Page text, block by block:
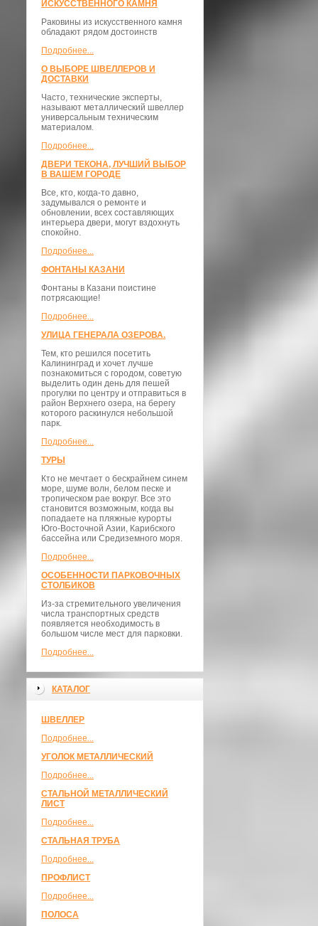
ИСКУССТВЕННОГО КАМНЯ
Раковины из искусственного камня
обладают рядом достоинств
Подробнее...
О ВЫБОРЕ ШВЕЛЛЕРОВ И
ДОСТАВКИ
​Часто, технические эксперты,
называют металлический швеллер
универсальным техническим
материалом.
Подробнее...
ДВЕРИ ТЕКОНА, ЛУЧШИЙ ВЫБОР
В ВАШЕМ ГОРОДЕ
Все, кто, когда-то давно,
задумывался о ремонте и
обновлении, всех составляющих
интерьера двери, могут вздохнуть
спокойно.
Подробнее...
ФОНТАНЫ КАЗАНИ
Фонтаны в Казани поистине
потрясающие!
Подробнее...
УЛИЦА ГЕНЕРАЛА ОЗЕРОВА.
Тем, кто решился посетить
Калининград и хочет лучше
познакомиться с городом, советую
выделить один день для пешей
прогулки по центру и отправиться в
район Верхнего озера, на берегу
которого раскинулся небольшой
парк.
Подробнее...
ТУРЫ
Кто не мечтает о бескрайнем синем
море, шуме волн, белом песке и
тропическом рае вокруг. Все это
становится возможным, когда вы
попадаете на пляжные курорты
Юго-Восточной Азии, Карибского
бассейна или Средиземного моря.
Подробнее...
ОСОБЕННОСТИ ПАРКОВОЧНЫХ
СТОЛБИКОВ
Из-за стремительного увеличения
числа транспортных средств
появляется необходимость в
большом числе мест для парковки.
Подробнее...
КАТАЛОГ
ШВЕЛЛЕР
Подробнее...
УГОЛОК МЕТАЛЛИЧЕСКИЙ
Подробнее...
СТАЛЬНОЙ МЕТАЛЛИЧЕСКИЙ
ЛИСТ
Подробнее...
СТАЛЬНАЯ ТРУБА
Подробнее...
ПРОФЛИСТ
Подробнее...
ПОЛОСА